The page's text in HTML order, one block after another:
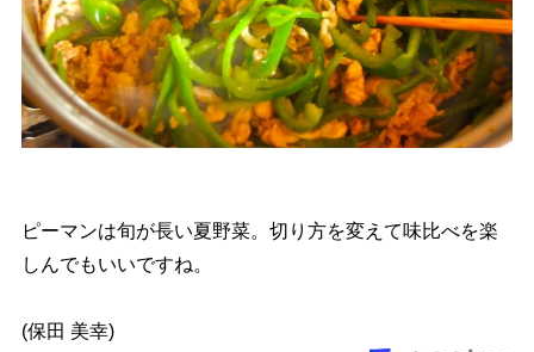
ピーマンは旬が長い夏野菜。切り方を変えて味比べを楽
しんでもいいですね。
(保田 美幸)